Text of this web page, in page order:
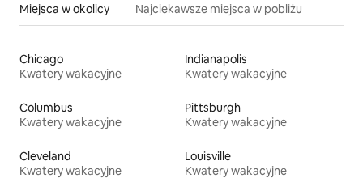
Miejsca w okolicy Najciekawsze miejsca w pobliżu
Chicago
Kwatery wakacyjne
Indianapolis
Kwatery wakacyjne
Columbus
Kwatery wakacyjne
Pittsburgh
Kwatery wakacyjne
Cleveland
Kwatery wakacyjne
Louisville
Kwatery wakacyjne